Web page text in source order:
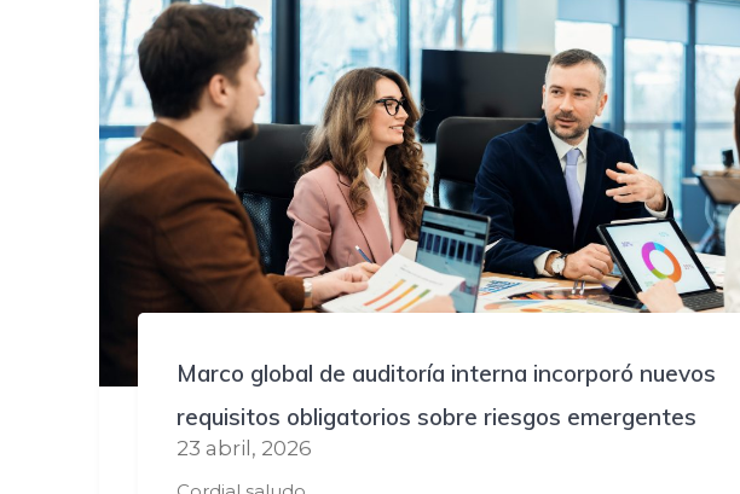
Marco global de auditoría interna incorporó nuevos
requisitos obligatorios sobre riesgos emergentes
23 abril, 2026